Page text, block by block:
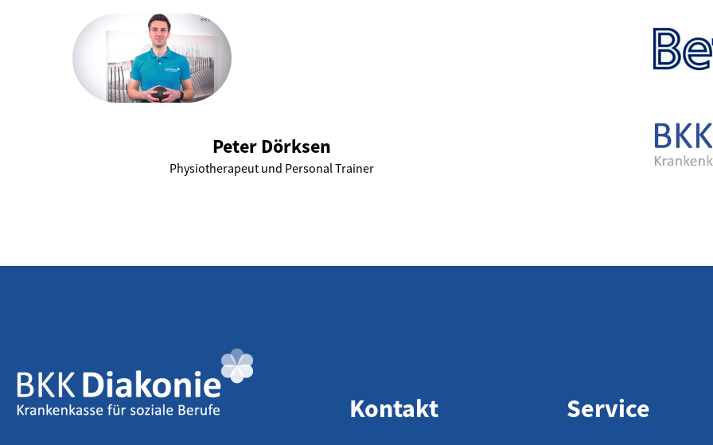
Peter Dörksen
Physiotherapeut und Personal Trainer
Kontakt Service